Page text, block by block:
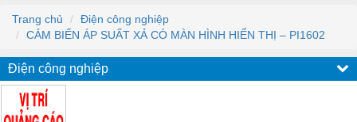
Trang chủ
Điện công nghiệp
CẢM BIẾN ÁP SUẤT XẢ CÓ MÀN HÌNH HIỂN THỊ – PI1602
Điện công nghiệp